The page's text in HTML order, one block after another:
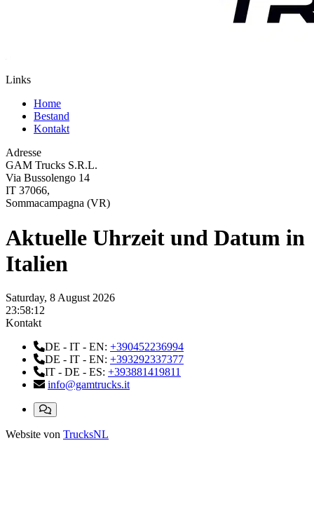
Links
Home
Bestand
Kontakt
Adresse
GAM Trucks S.R.L.
Via Bussolengo 14
IT 37066,
Sommacampagna (VR)
Aktuelle Uhrzeit und Datum in
Italien
Saturday, 8 August 2026
23:58:12
Kontakt
DE - IT - EN: +390452236994
DE - IT - EN: +393292337377
IT - DE - ES: +393881419811
info@gamtrucks.it
Website von TrucksNL